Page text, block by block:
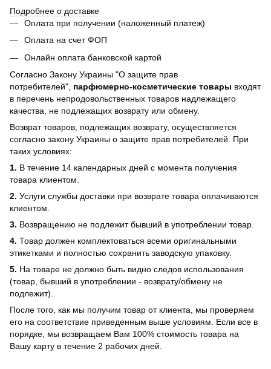
Подробнее о доставке
Оплата при получении (наложенный платеж)
Оплата на счет ФОП
Онлайн оплата банковской картой
Согласно Закону Украины "О защите прав
потребителей", парфюмерно-косметические товары входят
в перечень непродовольственных товаров надлежащего
качества, не подлежащих возврату или обмену.
Возврат товаров, подлежащих возврату, осуществляется
согласно закону Украины о защите прав потребителей. При
таких условиях:
1. В течение 14 календарных дней с момента получения
товара клиентом.
2. Услуги службы доставки при возврате товара оплачиваются
клиентом.
3. Возвращению не подлежит бывший в употреблении товар.
4. Товар должен комплектоваться всеми оригинальными
этикетками и полностью сохранить заводскую упаковку.
5. На товаре не должно быть видно следов использования
(товар, бывший в употреблении - возврату/обмену не
подлежит).
После того, как мы получим товар от клиента, мы проверяем
его на соответствие приведенным выше условиям. Если все в
порядке, мы возвращаем Вам 100% стоимость товара на
Вашу карту в течение 2 рабочих дней.